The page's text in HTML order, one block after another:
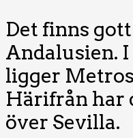
Det finns
Andalusien.
ligger
Härifrån har
över Sevilla.